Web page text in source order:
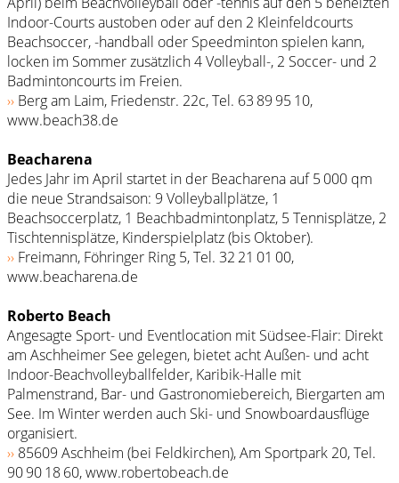
Indoor-Courts austoben oder auf den 2 Kleinfeldcourts
Beach­soccer, -handball oder Speedminton spielen kann,
locken im Sommer zusätzlich 4 Volleyball-, 2 Soccer- und 2
Badmintoncourts im Freien.
›› Berg am Laim, Friedenstr. 22c, Tel. 63 89 95 10,
www.beach38.de
Beacharena
Jedes Jahr im April startet in der Beacharena auf 5 000 qm
die neue Strandsaison: 9 Volleyballplätze, 1
Beachsoccerplatz, 1 Beach­badmintonplatz, 5 Tennisplätze, 2
Tischtennisplätze, Kinderspielplatz (bis Oktober).
›› Freimann, Föhringer Ring 5, Tel. 32 21 01 00,
www.beacharena.de
Roberto Beach
Angesagte Sport- und Eventlocation mit Südsee-Flair: Direkt
am Aschheimer See gelegen, bietet acht Außen- und acht
Indoor-Beachvolleyballfelder, Karibik-Halle mit
Palmenstrand, Bar- und Gastronomiebereich, Biergarten am
See. Im Winter werden auch Ski- und Snowboardausflüge
organisiert.
›› 85609 Aschheim (bei Feldkirchen), Am Sportpark 20, Tel.
90 90 18 60, www.robertobeach.de